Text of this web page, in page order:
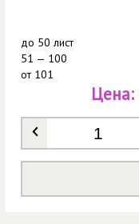
до 50 лист
51 — 100
от101
Количество
Цена: